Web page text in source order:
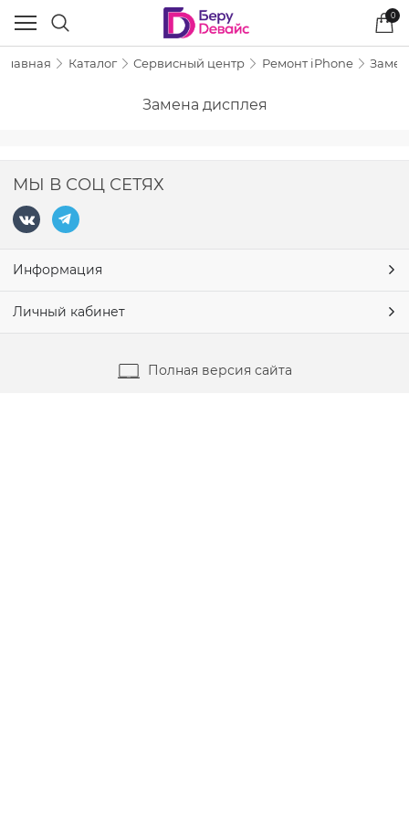
0
Главная Каталог Сервисный центр Ремонт iPhone
Замена дисплея
МЫ В СОЦ СЕТЯХ
Информация
Личный кабинет
Полная версия сайта